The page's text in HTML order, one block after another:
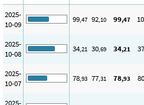
2025-
10-09
99,47 92,10 99,47
2025-
10-08
34,21 30,69 34,21 37
2025-
10-07
78,93 77,31 78,93 80
2025-